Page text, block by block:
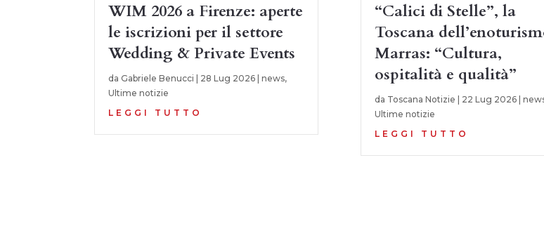
WIM 2026 a Firenze: aperte
le iscrizioni per il settore
Wedding & Private Events
da Gabriele Benucci 28 Lug 2026 |news,
Ultime notizie
LEGGI TUTTO
“Calici di Stelle”, la
Toscana
Marras: “Cultura,
ospitalità e qualità”
da Toscana Notizie 22 Lug 2026|
Ultime notizie
LEGGI TUTTO